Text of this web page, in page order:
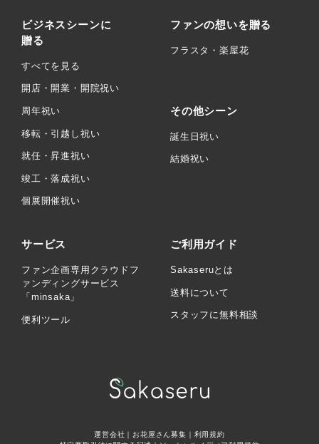
ビジネスシーンに
贈る
すべてを見る
開店・開業・開院祝い
周年祝い
移転・引越し祝い
就任・昇進祝い
竣工・落成祝い
個展開催祝い
ファンの想いを贈る
フラスタ・楽屋花
その他シーン
誕生日祝い
結婚祝い
サービス
ファン企画専用クラウドフ
ァンディングサービス
「minsaka」
便利ツール
ご利用ガイド
Sakaseruとは
送料について
スタッフに無料相談
運営会社 ｜ お花屋さん募集 ｜ 利用規約